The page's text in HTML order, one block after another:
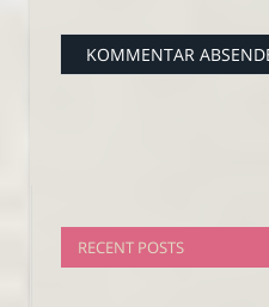
RECENT POSTS